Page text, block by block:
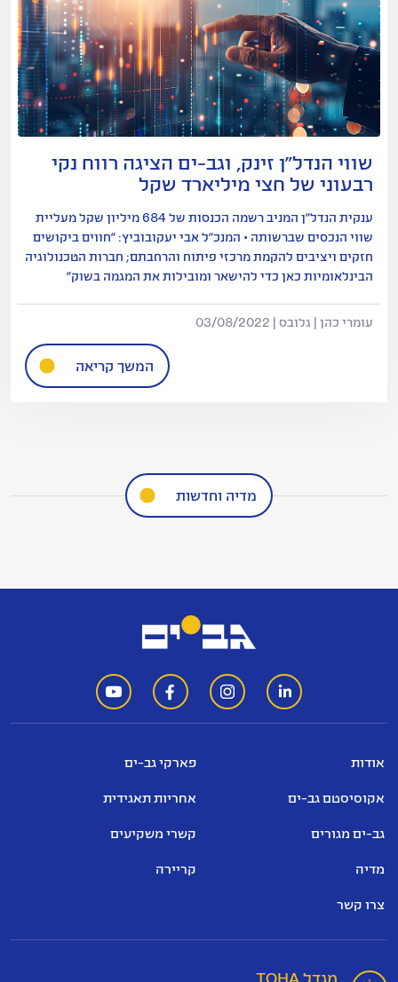
שווי הנדל"ן זינק, וגב-ים הציגה רווח נקי
רבעוני של חצי מיליארד שקל
ענקית הנדל"ן המניב רשמה הכנסות של 684 מיליון שקל מעליית
שווי הנכסים שברשותה • המנכ"ל אבי יעקובוביץ: "חווים ביקושים
חזקים ויציבים להקמת מרכזי פיתוח והרחבתם; חברות הטכנולוגיה
הבינלאומיות כאן כדי להישאר ומובילות את המגמה בשוק"
עומרי כהן | גלובס | 03/08/2022
המשך קריאה
מדיה וחדשות
אודות פארקי גב-ים
אקוסיסטם גב-ים אחריות תאגידית
גב-ים מגורים קשרי משקיעים
מדיה קריירה
צרו קשר
מגדל TOHA